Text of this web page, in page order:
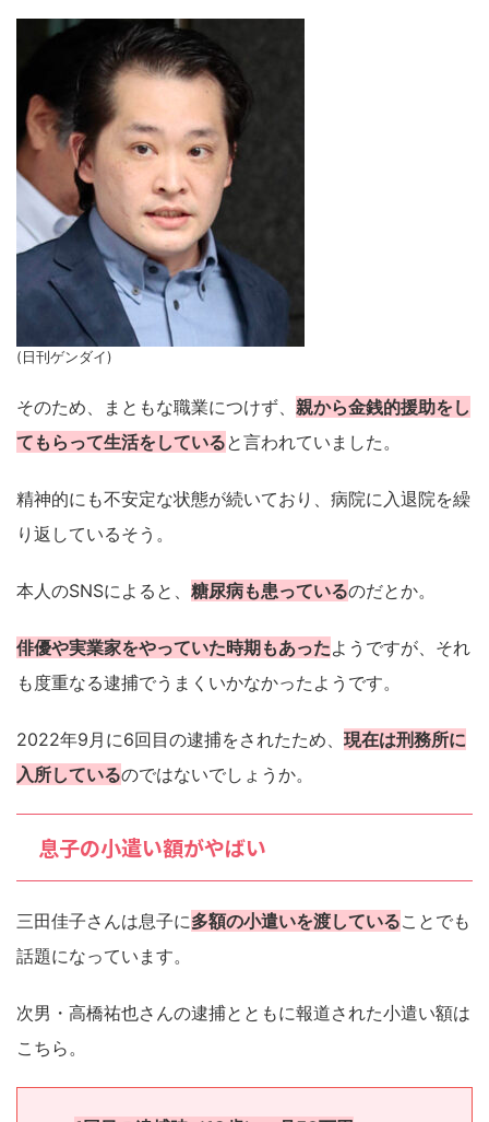
(日刊ゲンダイ)
そのため、まともな職業につけず、 親から金銭的援助をし
てもらって生活をしていると言われていました。
精神的にも不安定な状態が続いており、病院に入退院を繰
り返しているそう。
本人のSNSによると、 糖尿病も患っているのだとか。
俳優や実業家をやっていた時期もあったようですが、それ
も度重なる逮捕でうまくいかなかったようです。
2022年9月に6回目の逮捕をされたため、 現在は刑務所に
入所しているのではないでしょうか。
息子の小遣い額がやばい
三田佳子さんは息子に多額の小遣いを渡していることでも
話題になっています。
次男・高橋祐也さんの逮捕とともに報道された小遣い額は
こちら。